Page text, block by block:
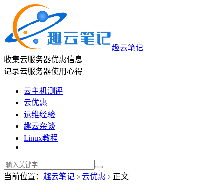
趣云笔记
收集云服务器优惠信息
记录云服务器使用心得
云主机测评
云优惠
运维经验
趣云杂谈
Linux教程
当前位置： 趣云笔记 > 云优惠 > 正文